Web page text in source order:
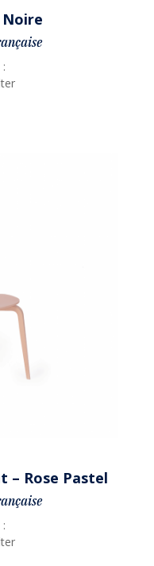
Noire
– Rose Pastel